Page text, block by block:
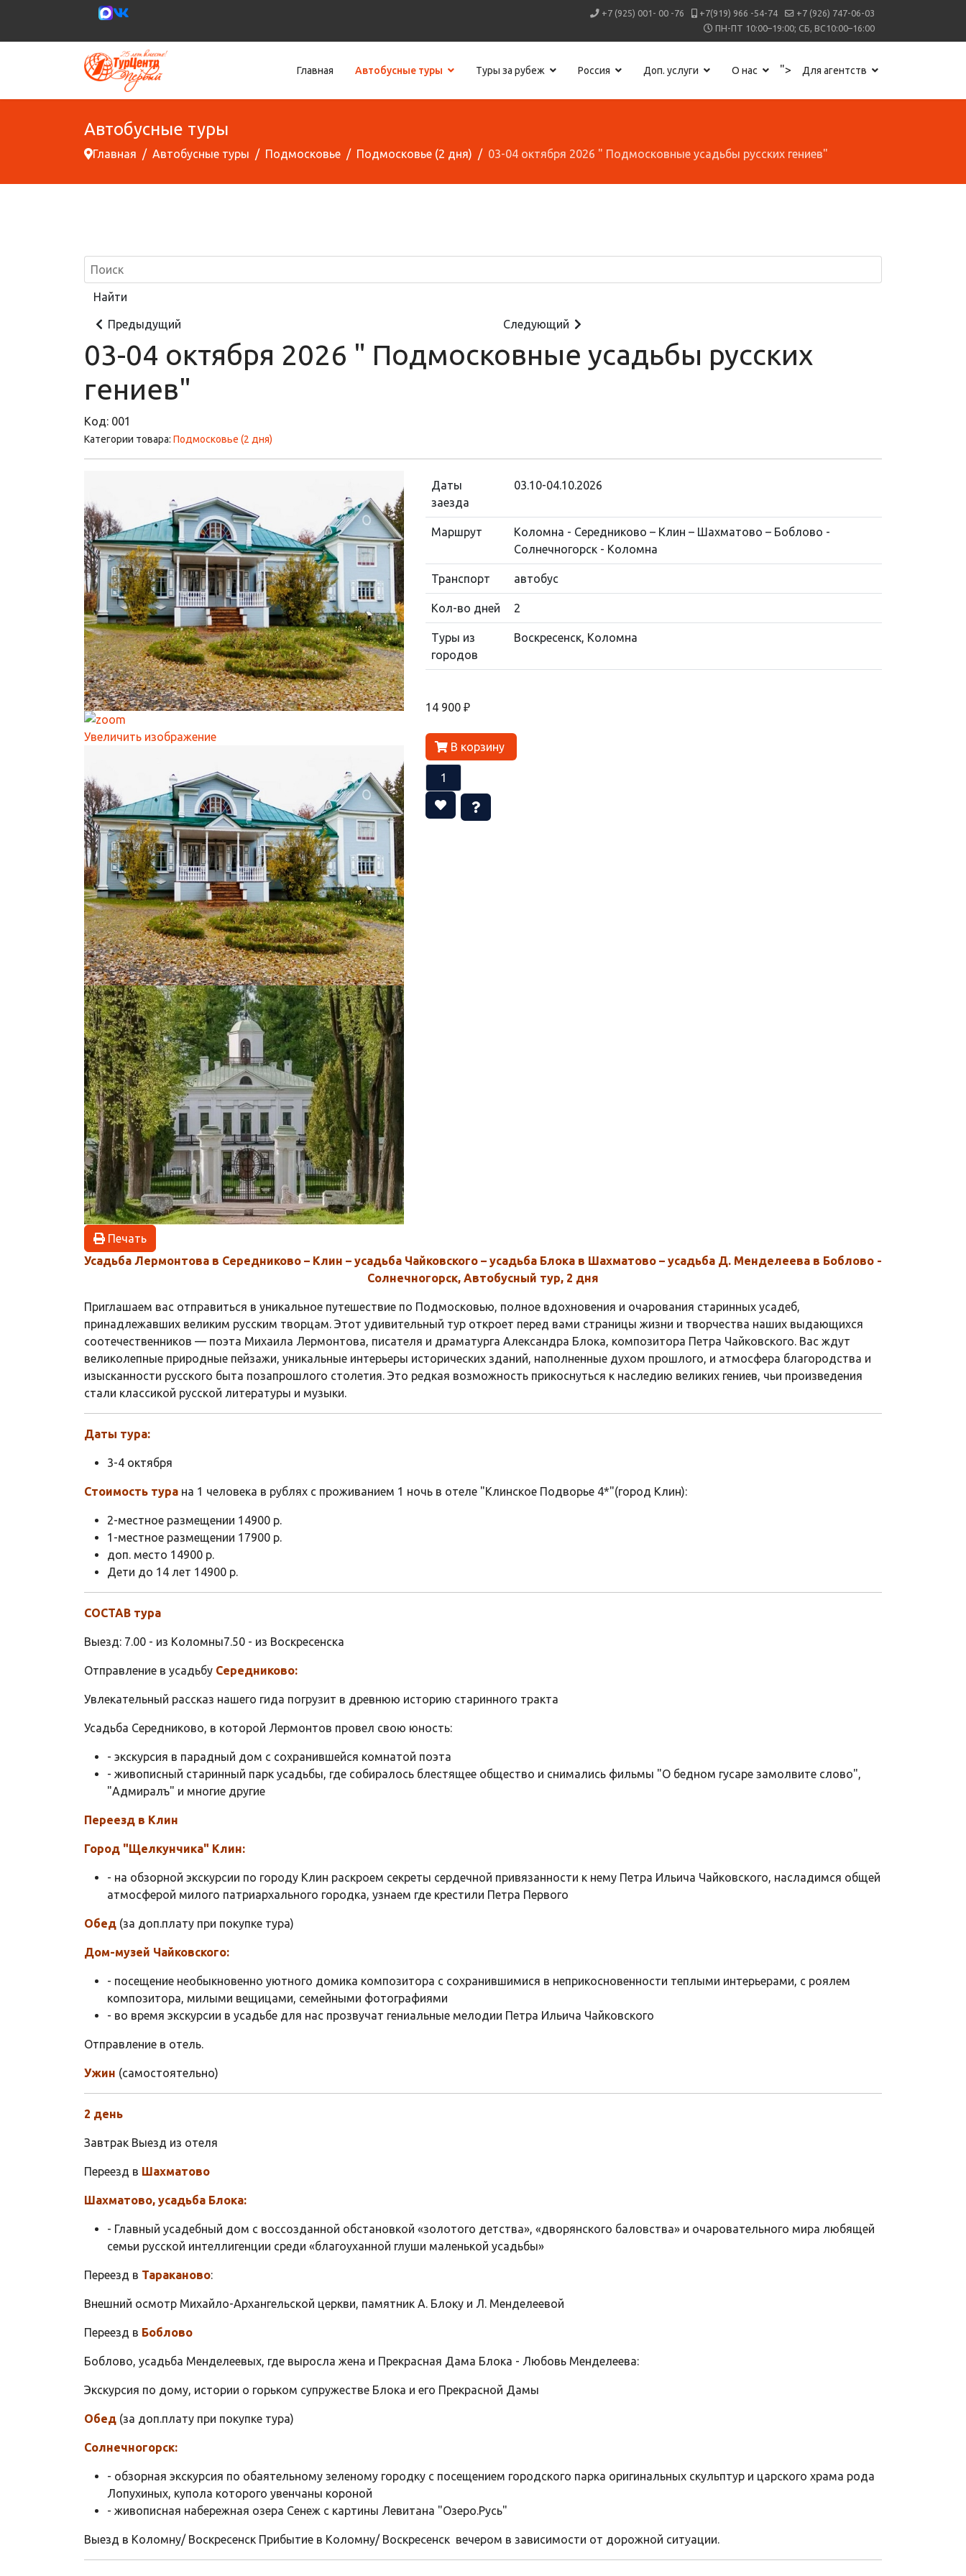
+7 (925) 001- 00 -76 +7(919) 966 -54-74
+7 (926) 747-06-03
ПН-ПТ 10:00–19:00; СБ, ВС10:00–16:00
Главная Автобусные туры Туры за рубеж Россия Доп. услуги О нас "> Для агентств
Автобусные туры
Главная Автобусные туры Подмосковье Подмосковье (2 дня) 03-04 октября 2026 " Подмосковные усадьбы русских гениев"
Предыдущий Следующий
03-04 октября 2026 " Подмосковные усадьбы русских
гениев"
Код: 001
Категории товара: Подмосковье (2 дня)
Увеличить изображение
Даты
заезда
03.10-04.10.2026
Маршрут
Коломна - Середниково – Клин – Шахматово – Боблово -
Солнечногорск - Коломна
Транспорт автобус
Кол-во дней 2
Туры из
городов
Воскресенск, Коломна
14 900 ₽
В корзину
Печать
Усадьба Лермонтова в Середниково – Клин – усадьба Чайковского – усадьба Блока в Шахматово – усадьба Д. Менделеева в Боблово -
Солнечногорск, Автобусный тур, 2 дня
Приглашаем вас отправиться в уникальное путешествие по Подмосковью, полное вдохновения и очарования старинных усадеб,
принадлежавших великим русским творцам. Этот удивительный тур откроет перед вами страницы жизни и творчества наших выдающихся
соотечественников — поэта Михаила Лермонтова, писателя и драматурга Александра Блока, композитора Петра Чайковского. Вас ждут
великолепные природные пейзажи, уникальные интерьеры исторических зданий, наполненные духом прошлого, и атмосфера благородства и
изысканности русского быта позапрошлого столетия. Это редкая возможность прикоснуться к наследию великих гениев, чьи произведения
стали классикой русской литературы и музыки.
Даты тура:
3-4 октября
Стоимость тура на 1 человека в рублях с проживанием 1 ночь в отеле "Клинское Подворье 4*"(город Клин):
2-местное размещении 14900 р.
1-местное размещении 17900 р.
доп. место 14900 р.
Дети до 14 лет 14900 р.
СОСТАВ тура
Выезд: 7.00 - из Коломны7.50 - из Воскресенска
Отправление в усадьбу Середниково:
Увлекательный рассказ нашего гида погрузит в древнюю историю старинного тракта
Усадьба Середниково, в которой Лермонтов провел свою юность:
- экскурсия в парадный дом с сохранившейся комнатой поэта
- живописный старинный парк усадьбы, где собиралось блестящее общество и снимались фильмы "О бедном гусаре замолвите слово",
"Адмиралъ" и многие другие
Переезд в Клин
Город "Щелкунчика" Клин:
- на обзорной экскурсии по городу Клин раскроем секреты сердечной привязанности к нему Петра Ильича Чайковского, насладимся общей
атмосферой милого патриархального городка, узнаем где крестили Петра Первого
Обед (за доп.плату при покупке тура)
Дом-музей Чайковского:
- посещение необыкновенно уютного домика композитора с сохранившимися в неприкосновенности теплыми интерьерами, с роялем
композитора, милыми вещицами, семейными фотографиями
- во время экскурсии в усадьбе для нас прозвучат гениальные мелодии Петра Ильича Чайковского
Отправление в отель.
Ужин (самостоятельно)
2 день
Завтрак Выезд из отеля
Переезд в Шахматово
Шахматово, усадьба Блока:
- Главный усадебный дом с воссозданной обстановкой «золотого детства», «дворянского баловства» и очаровательного мира любящей
семьи русской интеллигенции среди «благоуханной глуши маленькой усадьбы»
Переезд в Тараканово:
Внешний осмотр Михайло-Архангельской церкви, памятник А. Блоку и Л. Менделеевой
Переезд в Боблово
Боблово, усадьба Менделеевых, где выросла жена и Прекрасная Дама Блока - Любовь Менделеева:
Экскурсия по дому, истории о горьком супружестве Блока и его Прекрасной Дамы
Обед (за доп.плату при покупке тура)
Солнечногорск:
- обзорная экскурсия по обаятельному зеленому городку с посещением городского парка оригинальных скульптур и царского храма рода
Лопухиных, купола которого увенчаны короной
- живописная набережная озера Сенеж с картины Левитана "Озеро.Русь"
Выезд в Коломну/ Воскресенск Прибытие в Коломну/ Воскресенск вечером в зависимости от дорожной ситуации.